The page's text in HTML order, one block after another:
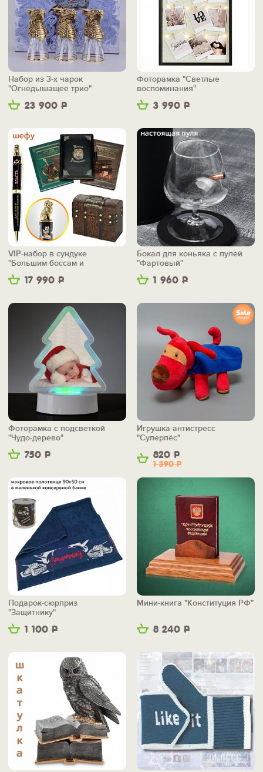
23 900 Р
Набор из 3-х чарок
"Огнедышащее трио"
3 990 Р
Фоторамка "Светлые
воспоминания"
17 990 Р
VIP-набор в сундуке
"Большим боссам и
маленьким"
1 960 Р
Бокал для коньяка с пулей
"Фартовый"
750 Р
Фоторамка с подсветкой
"Чудо-дерево"
820 Р
1 390Р
Игрушка-антистресс
"Суперпёс"
1 100 Р
Подарок-сюрприз
"Защитнику"
8 240 Р
Мини-книга "Конституция РФ"